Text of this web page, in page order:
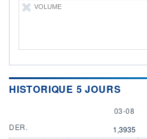
VOLUME
HISTORIQUE 5 JOURS
3 AUGUST
03-08
DER.
1,3935